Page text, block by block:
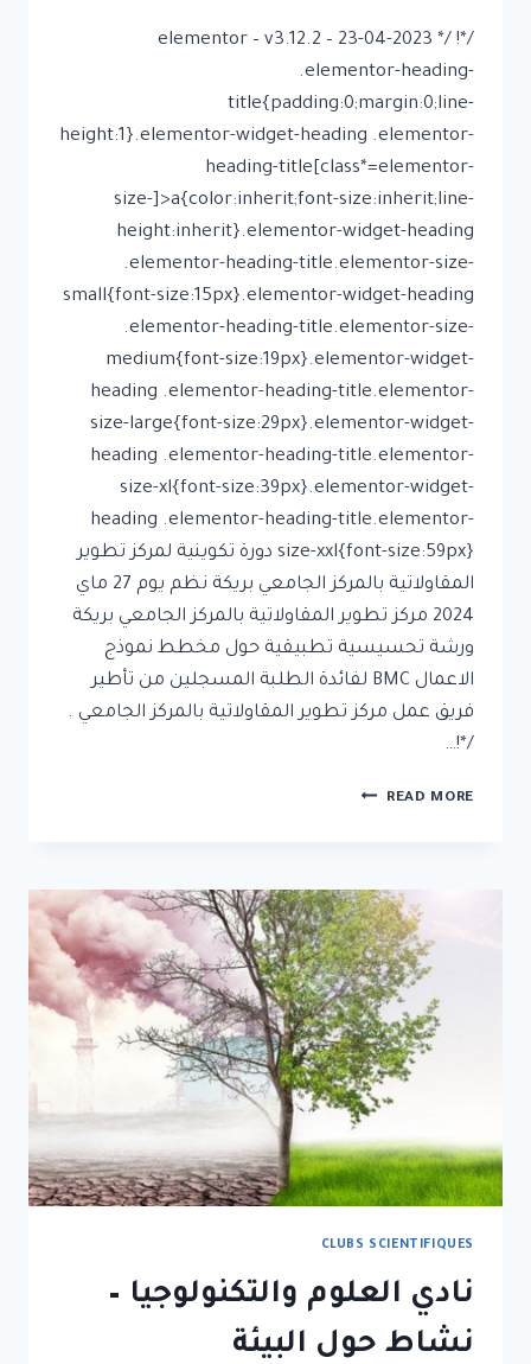
/*! elementor – v3.12.2 – 23-04-2023 */
.elementor-heading-
title{padding:0;margin:0;line-
height:1}.elementor-widget-heading .elementor-
heading-title[class*=elementor-
size-]>a{color:inherit;font-size:inherit;line-
height:inherit}.elementor-widget-heading
.elementor-heading-title.elementor-size-
small{font-size:15px}.elementor-widget-heading
.elementor-heading-title.elementor-size-
medium{font-size:19px}.elementor-widget-
heading .elementor-heading-title.elementor-
size-large{font-size:29px}.elementor-widget-
heading .elementor-heading-title.elementor-
size-xl{font-size:39px}.elementor-widget-
heading .elementor-heading-title.elementor-
size-xxl{font-size:59px} دورة تكوينية لمركز تطوير
المقاولاتية بالمركز الجامعي بريكة نظم يوم 27 ماي
2024 مركز تطوير المقاولاتية بالمركز الجامعي بريكة
ورشة تحسيسية تطبيقية حول مخطط نموذج
الاعمال BMC لفائدة الطلبة المسجلين من تأطير
فريق عمل مركز تطوير المقاولاتية بالمركز الجامعي .
/*!…
READ MORE
CLUBS SCIENTIFIQUES
نادي العلوم والتكنولوجيا –
نشاط حول البيئة